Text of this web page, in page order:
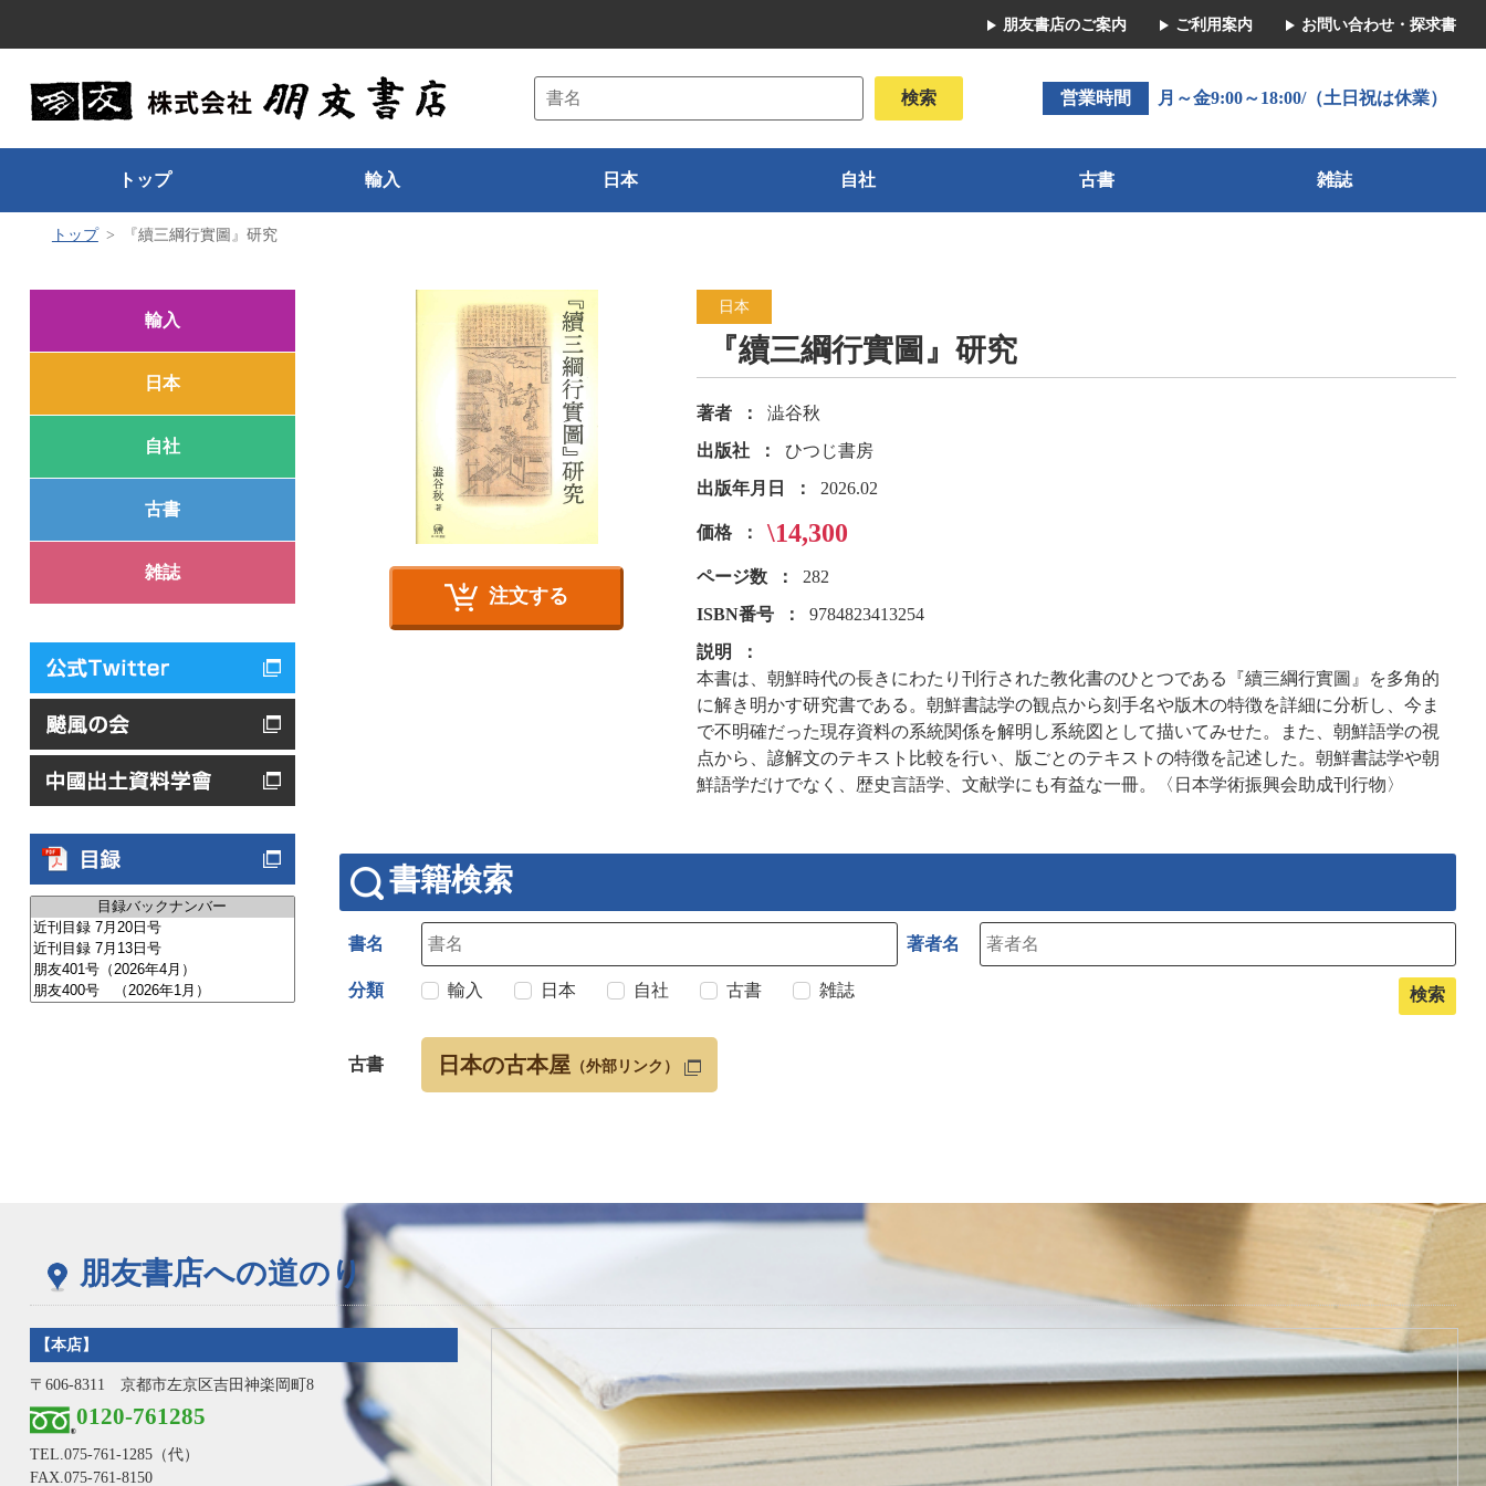
朋友書店のご案内 ご利用案内 お問い合わせ・探求書
営業時間 月～金9:00～18:00/（土日祝は休業）
トップ 輸入 日本 自社 古書 雑誌
トップ 『續三綱行實圖』研究
輸入
日本
自社
古書
雑誌
注文する
日本
『續三綱行實圖』研究
著者
澁谷秋
出版社
ひつじ書房
出版年月日
2026.02
価格 \14,300
ページ数
282
ISBN番号
9784823413254
説明
本書は、朝鮮時代の長きにわたり刊行された教化書のひとつである『續三綱行實圖』を多角的
に解き明かす研究書である。朝鮮書誌学の観点から刻手名や版木の特徴を詳細に分析し、今ま
で不明確だった現存資料の系統関係を解明し系統図として描いてみせた。また、朝鮮語学の視
点から、諺解文のテキスト比較を行い、版ごとのテキストの特徴を記述した。朝鮮書誌学や朝
鮮語学だけでなく、歴史言語学、文献学にも有益な一冊。〈日本学術振興会助成刊行物〉
書籍検索
書名 著者名
分類 輸入 日本 自社 古書 雑誌
古書 日本の古本屋 （外部リンク）
朋友書店への道のり
【本店】
〒606-8311 京都市左京区吉田神楽岡町8
0120-761285
TEL. 075-761-1285（代）
FAX.075-761-8150